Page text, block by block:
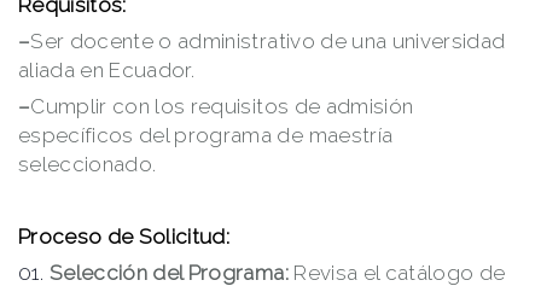
Requisitos:
–Ser docente o administrativo de una universidad
aliada en Ecuador.
–Cumplir con los requisitos de admisión
específicos del programa de maestría
seleccionado.
Proceso de Solicitud:
Selección del Programa: Revisa el catálogo de